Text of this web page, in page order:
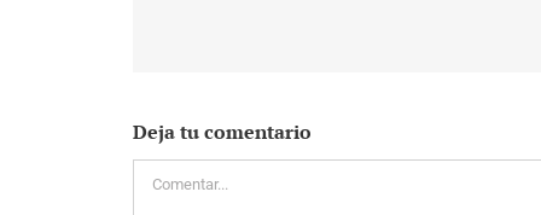
Deja tu comentario